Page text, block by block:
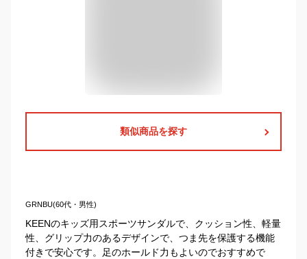
類似商品を探す
GRNBU(60代・男性)
KEENのキッズ用スポーツサンダルで、クッション性、軽量
性、グリップ力のあるデザインで、つま先を保護する機能
付きで安心です。足のホールド力もよいのでおすすめで